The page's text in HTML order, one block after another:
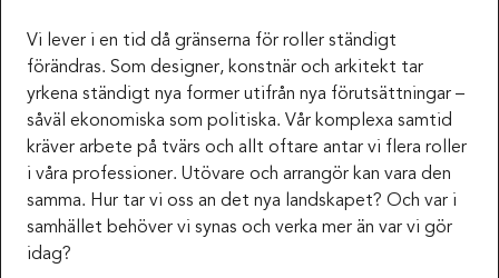
Vi lever i en tid då gränserna för roller ständigt
förändras. Som designer, konstnär och arkitekt tar
yrkena ständigt nya former utifrån nya förutsättningar –
såväl ekonomiska som politiska. Vår komplexa samtid
kräver arbete på tvärs och allt oftare antar vi flera roller
i våra professioner. Utövare och arrangör kan vara den
samma. Hur tar vi oss an det nya landskapet? Och var i
samhället behöver vi synas och verka mer än var vi gör
idag?